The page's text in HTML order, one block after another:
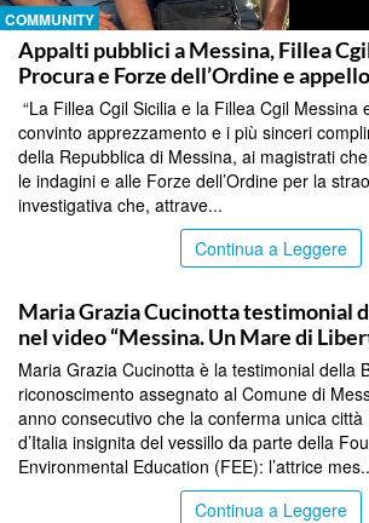
COMMUNITY
Appalti pubblici a Messina, Fillea
Procura e Forze dell’Ordine e
“La Fillea Cgil Sicilia e la Fillea Cgil Messina
convinto apprezzamento e i più sinceri
della Repubblica di Messina, ai magistrati
le indagini e alle Forze dell’Ordine per la
investigativa che, attrave...
Continua a Leggere
Maria Grazia Cucinotta testimonial
nel video “Messina. Un Mare di
Maria Grazia Cucinotta è la testimonial della
riconoscimento assegnato al Comune di
anno consecutivo che la conferma unica città
d’Italia insignita del vessillo da parte della
Environmental Education (FEE): l’attrice
Continua a Leggere